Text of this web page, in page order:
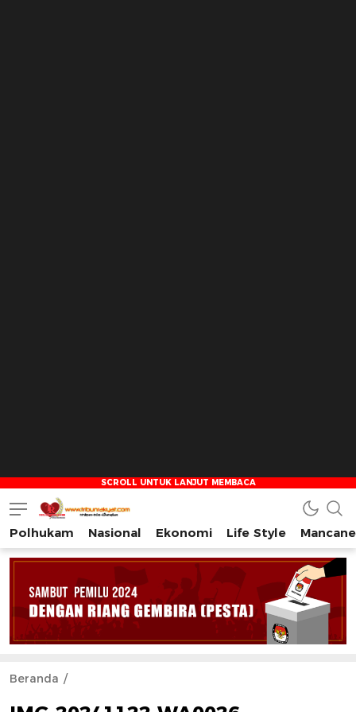
Tribun Rakyat
Tulus – Terdepan – Diharapkan
Polhukam Nasional Ekonomi Life Style
Beranda